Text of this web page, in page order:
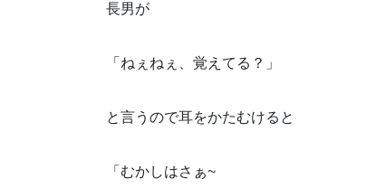
長男が
「ねぇねぇ、覚えてる？」
と言うので耳をかたむけると
「むかしはさぁ~